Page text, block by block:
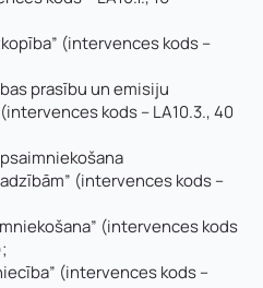
(intervences kods –
prasību un emisiju
kods – LA10.3., 40
(intervences kods –
(intervences kods
(intervences kods –